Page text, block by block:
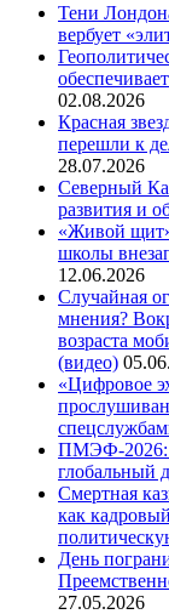
Тени
вербует
02.08.2026
Красная
перешли к
28.07.2026
Северный
развития и
«Живой
школы
12.06.2026
Случайная
мнения?
возраста
(видео)
«Цифровое
ПМЭФ-2026:
глобальный
Смертная
как
День
27.05.2026